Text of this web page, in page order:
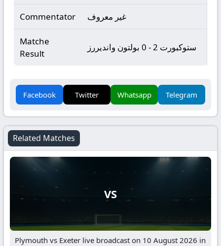
Commentator غير معروف
Matche
Result
ستوكبورت 2 - 0 بولتون وانديررز
Facebook Twitter Whatsapp Telegram
Related Matches
VS
Plymouth vs Exeter live broadcast on 10 August 2026 in